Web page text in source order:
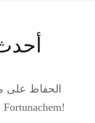
الحفاظ على
المعلومات والأخبار والأحداث حول Fortunachem!